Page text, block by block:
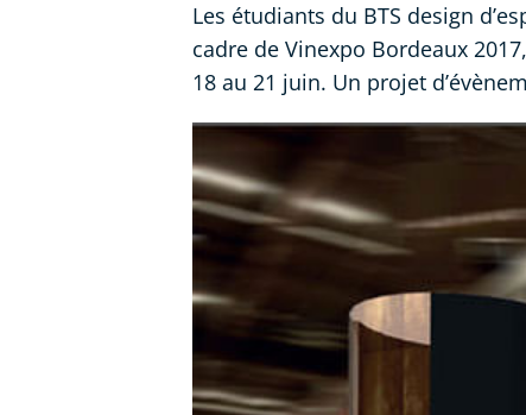
Les étudiants du BTS design
cadre de Vinexpo Bordeaux
18 au 21 juin. Un projet